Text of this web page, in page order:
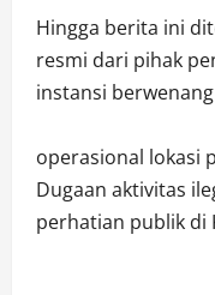
Hingga berita ini
resmi dari pihak
instansi
operasional lokasi
Dugaan aktivitas
perhatian publik di